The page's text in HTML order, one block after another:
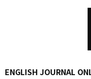
ENGLISH JOURNAL